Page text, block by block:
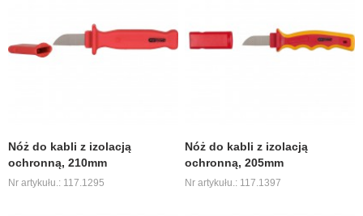
Nóż do kabli z izolacją
ochronną, 210mm
Nr artykułu.: 117.1295
Nóż do kabli z izolacją
ochronną, 205mm
Nr artykułu.: 117.1397